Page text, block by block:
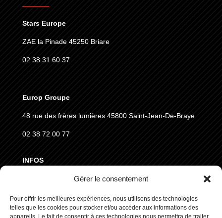
Gérer le consentement
Pour offrir les meilleures expériences, nous utilisons des technologies
telles que les cookies pour stocker et/ou accéder aux informations des
appareils. Le fait de consentir à ces technologies nous permettra de traiter
Stars Europe
ZAE la Pinade 45250 Briare
02 38 31 60 37
Europ Groupe
48 rue des frères lumières 45800 Saint-Jean-De-Braye
02 38 72 00 77
INFOS
CGVD
RGPD